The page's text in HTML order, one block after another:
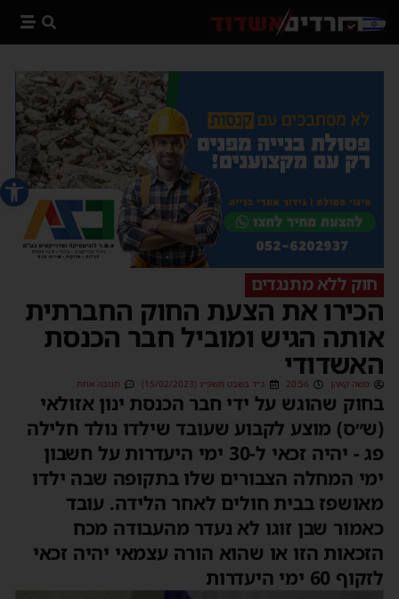
פתח
חוק ללא מתנגדים
הכירו את הצעת החוק החברתית
אותה הגיש ומוביל חבר הכנסת
האשדודי
משה קאהן 20:56 כ״ד בשבט תשפ״ג (15/02/2023) תגובה אחת
בחוק שהוגש על ידי חבר הכנסת ינון אזולאי
(ש״ס) מוצע לקבוע שעובד שילדו נולד חלילה
פג - יהיה זכאי ל-30 ימי היעדרות על חשבון
ימי המחלה הצבורים שלו בתקופה שבה ילדו
מאושפז בבית חולים לאחר הלידה. עובד
כאמור שבן זוגו לא נעדר מהעבודה מכח
הזכאות הזו או שהוא הורה עצמאי יהיה זכאי
לזקוף 60 ימי היעדרות